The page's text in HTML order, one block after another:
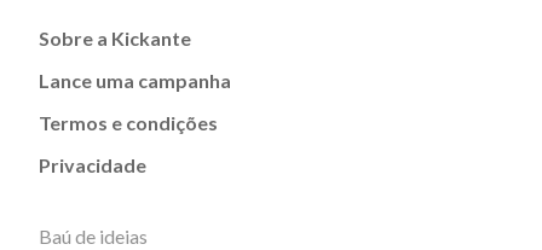
Sobre a Kickante
Lance uma campanha
Termos e condições
Privacidade
Baú de ideias